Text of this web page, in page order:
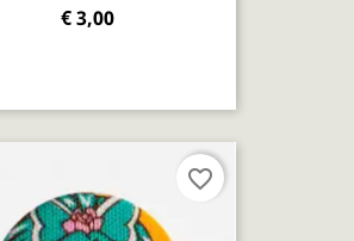
€ 3,00
favorite_border